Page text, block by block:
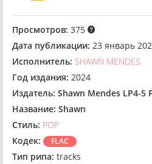
Просмотров: 375
Дата публикации: 23 январь
Исполнитель: SHAWN MENDES
Год издания: 2024
Издатель: Shawn Mendes LP4-5
Название: Shawn
Стиль: POP
Кодек:
FLAC
Тип рипа: tracks